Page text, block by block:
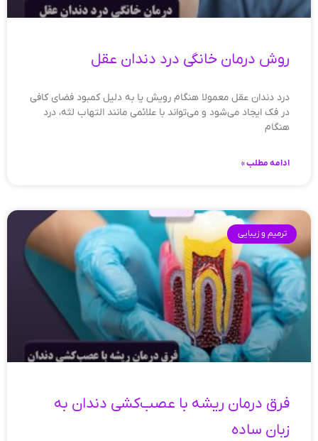
روش درمان خانگی درد دندان عقل
درد دندان عقل معمولا هنگام رویش یا به دلیل کمبود فضای کافی
در فک ایجاد می‌شود و می‌تواند با علائمی مانند التهاب لثه، درد
هنگام
ادامه مطلب »
ترمیم و زیبایی
فرق درمان ریشه با عصب‌کشی دندان به
زبان ساده